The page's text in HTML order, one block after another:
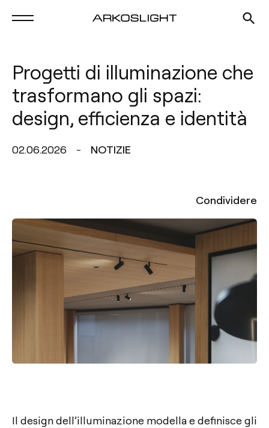
Progetti di illuminazione che
trasformano gli spazi:
design, efficienza e identità
02.06.2026 NOTIZIE
Condividere
Il design dell’illuminazione modella e definisce gli